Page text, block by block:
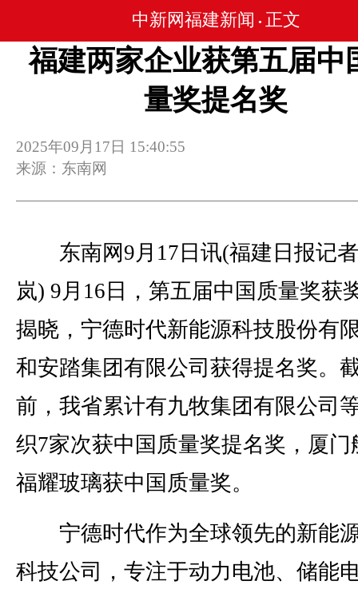
中新网福建新闻 • 正文
福建两家企业获第五届中
量奖提名奖
2025年09月17日 15:40:55
来源：东南网
东南网9月17日讯(福建日报记
岚) 9月16日，第五届中国质量奖获
揭晓，宁德时代新能源科技股份有
和安踏集团有限公司获得提名奖。
前，我省累计有九牧集团有限公司
织7家次获中国质量奖提名奖，厦门
福耀玻璃获中国质量奖。
宁德时代作为全球领先的新能
科技公司，专注于动力电池、储能